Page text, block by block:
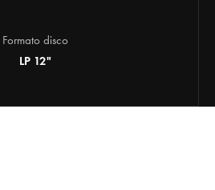
Formato disco
LP 12"